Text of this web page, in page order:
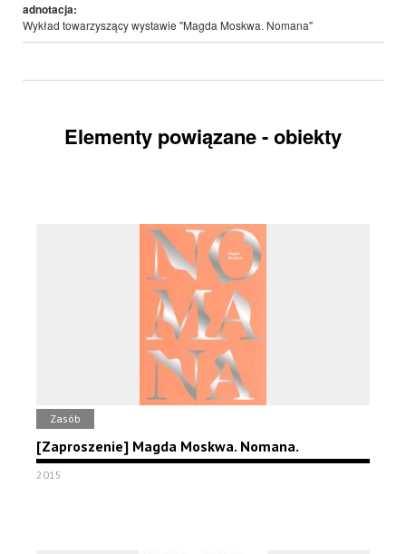
adnotacja:
Wykład towarzyszący wystawie "Magda Moskwa. Nomana"
Elementy powiązane - obiekty
Zasób
[Zaproszenie] Magda Moskwa. Nomana.
2015